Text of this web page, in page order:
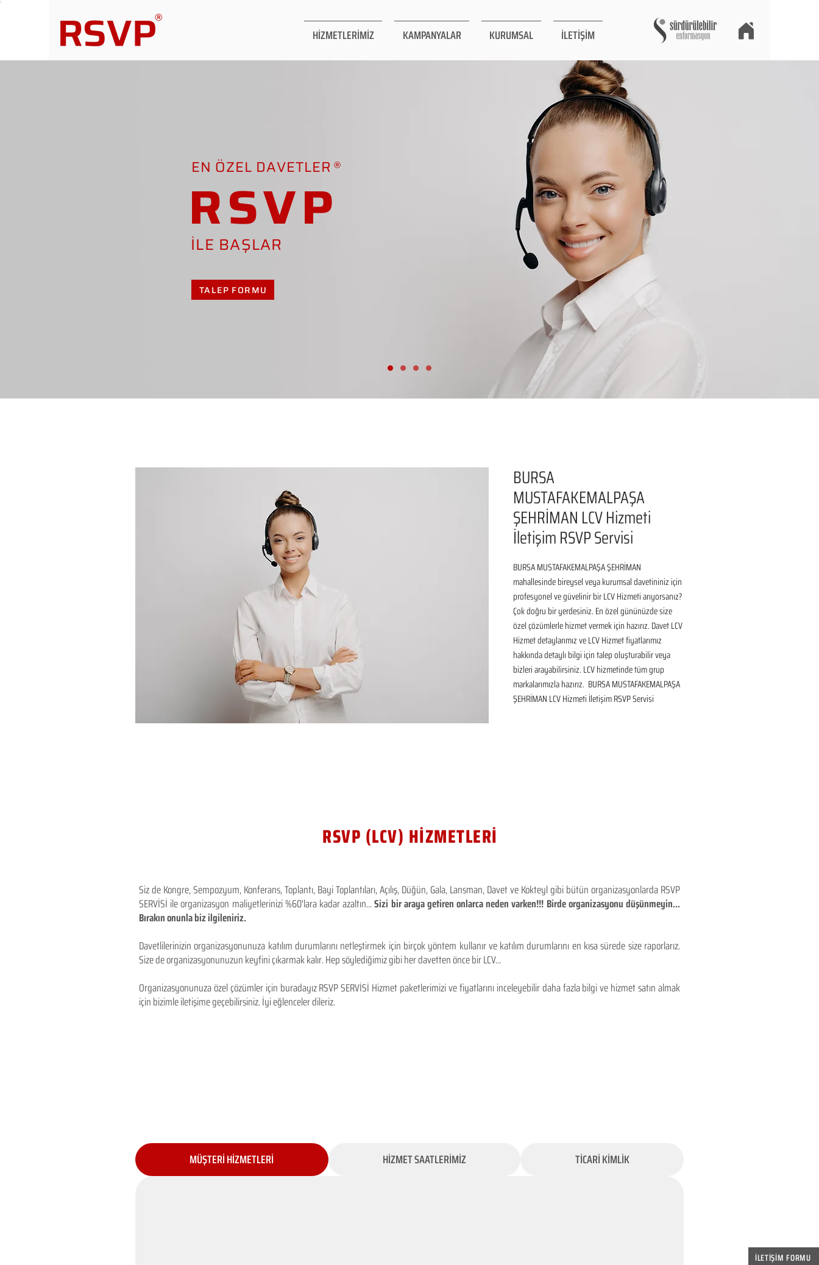
HİZMETLERİMİZ KAMPANYALAR KURUMSAL İLETİŞİM
İLETİŞİM FORMU
EN ÖZEL DAVETLER
RSVP
İLE BAŞLAR
TALEP FORMU
BURSA
MUSTAFAKEMALPAŞA
ŞEHRİMAN LCV Hizmeti
İletişim RSVP Servisi
BURSA MUSTAFAKEMALPAŞA ŞEHRİMAN
mahallesinde bireysel veya kurumsal davetininiz için
profesyonel ve güvelinir bir LCV Hizmeti arıyorsanız?
Çok doğru bir yerdesiniz. En özel gününüzde size
özel çözümlerle hizmet vermek için hazırız. Davet LCV
Hizmet detaylarımız ve LCV Hizmet fiyatlarımız
hakkında detaylı bilgi için talep oluşturabilir veya
bizleri arayabilirsiniz. LCV hizmetinde tüm grup
markalarımızla hazırız.  BURSA MUSTAFAKEMALPAŞA
ŞEHRİMAN LCV Hizmeti İletişim RSVP Servisi
RSVP (LCV) HİZMETLERİ
Siz de Kongre, Sempozyum, Konferans, Toplantı, Bayi Toplantıları, Açılış, Düğün, Gala, Lansman, Davet ve Kokteyl gibi bütün organizasyonlarda RSVP
SERVİSİ ile organizasyon maliyetlerinizi %60'lara kadar azaltın...Sizi bir araya getiren onlarca neden varken!!! Birde organizasyonu düşünmeyin...
Bırakın onunla biz ilgileniriz.
Davetlilerinizin organizasyonunuza katılım durumlarını netleştirmek için birçok yöntem kullanır ve katılım durumlarını en kısa sürede size raporlarız.
Size de organizasyonunuzun keyfini çıkarmak kalır. Hep söylediğimiz gibi her davetten önce bir LCV...
Organizasyonunuza özel çözümler için buradayız RSVP SERVİSİ Hizmet paketlerimizi ve fiyatlarını inceleyebilir daha fazla bilgi ve hizmet satın almak
için bizimle iletişime geçebilirsiniz. İyi eğlenceler dileriz.
MÜŞTERİ HİZMETLERİ HİZMET SAATLERİMİZ TİCARİ KİMLİK